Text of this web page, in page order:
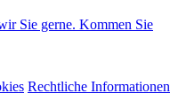
Sie gerne. Kommen Sie
Rechtliche Informationen